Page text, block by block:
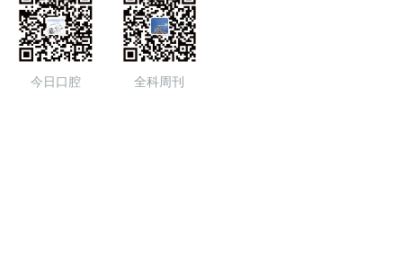
今日口腔 全科周刊